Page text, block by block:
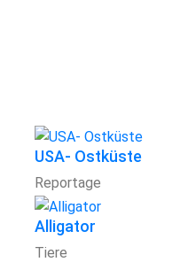
USA- Ostküste
Reportage
Alligator
Tiere